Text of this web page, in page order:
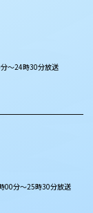
分〜24時30分放送
00分～25時30分放送